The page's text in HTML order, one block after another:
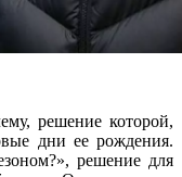
решение которой,
дни ее рождения.
решение для